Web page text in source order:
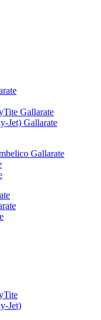
Gallarate
Jet) Gallarate
Gallarate
Jet)